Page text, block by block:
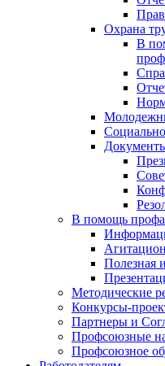
Охрана
В
В помощь
Полезная
Методические
Конкурсы-
Партнеры и
Профсоюзные
Профсоюзное